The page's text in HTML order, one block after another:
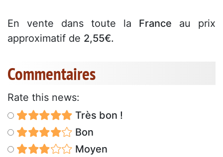
En vente dans toute la France au prix
approximatif de 2,55€.
Commentaires
Rate this news:
Très bon !
Bon
Moyen